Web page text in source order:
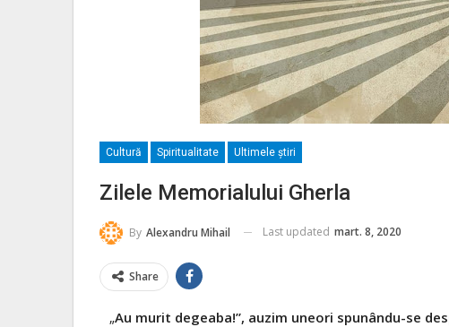
Cultură Spiritualitate Ultimele ştiri
Zilele Memorialului Gherla
By Alexandru Mihail Last updated mart. 8, 2020
Share
„Au murit degeaba!”, auzim uneori spunându-se